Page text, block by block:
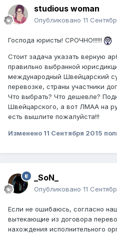
studious woman
Опубликовано 11
Господа юристы! СРОЧНО!!!!!!
Стоит задача указать верную
правильно выбранной
международный Швейцарский
перевозке, страны участники
Что выбрать? Что дешевле?
Швейцарского, а вот ЛМАА на
есть вышлите пожалуйста!!!
Изменено 11 Сентября 2015
_SoN_
Опубликовано 11
Если не ошибаюсь, согласно
вытекающие из договора
нахождения исполнительного